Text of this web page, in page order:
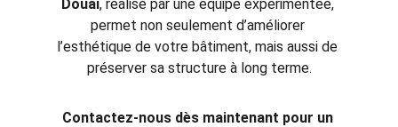
Douai, réalisé par une équipe expérimentée,
permet non seulement d’améliorer
l’esthétique de votre bâtiment, mais aussi de
préserver sa structure à long terme.
Contactez-nous dès maintenant pour un